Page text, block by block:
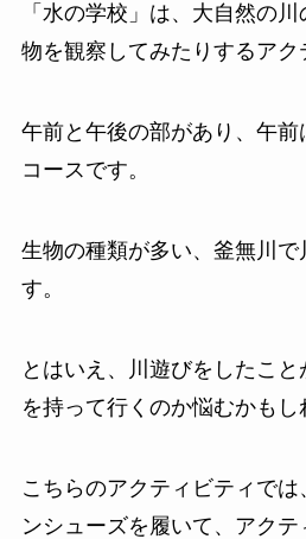
「水の学校」は、大自然の
物を観察してみたりするアク
午前と午後の部があり、午
コースです。
生物の種類が多い、釜無川で
す。
とはいえ、川遊びをしたこ
を持って行くのか悩むかもし
こちらのアクティビティでは
ンシューズを履いて、アク